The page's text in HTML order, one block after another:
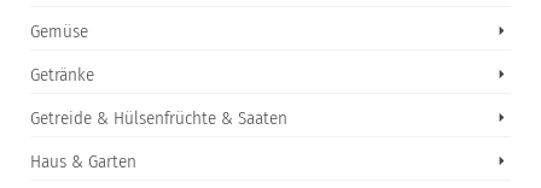
Gemüse
Getränke
Getreide & Hülsenfrüchte & Saaten
Haus & Garten